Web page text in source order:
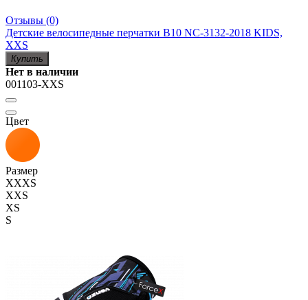
Отзывы (0)
Детские велосипедные перчатки B10 NC-3132-2018 KIDS,
XXS
Купить
Нет в наличии
001103-XXS
Цвет
Размер
XXXS
XXS
XS
S